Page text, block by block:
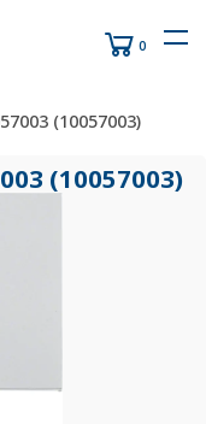
0
(10057003)
(10057003)